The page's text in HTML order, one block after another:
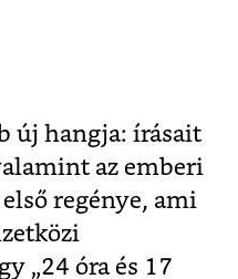
új hangja: írásait
az emberi
első regénye, ami
„24 óra és 17